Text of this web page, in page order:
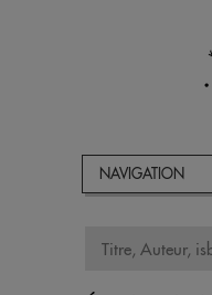
NAVIGATION